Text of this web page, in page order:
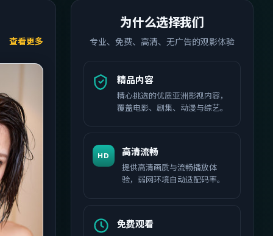
查看更多
为什么选择我们
专业、免费、高清、无广告的观影体验
精品内容
精心挑选的优质亚洲影视内容，
覆盖电影、剧集、动漫与综艺。
HD 高清流畅
提供高清画质与流畅播放体
验，弱网环境自动适配码率。
免费观看